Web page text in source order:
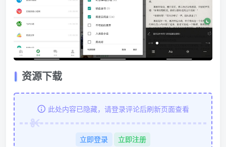
资源下载
此处内容已隐藏，请登录评论后刷新页面查看
立即登录 立即注册